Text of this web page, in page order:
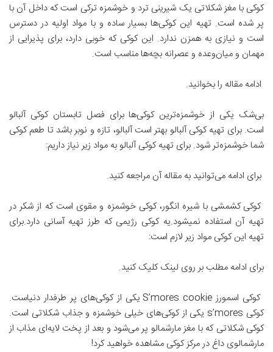
کوکی با مغز شکلاتی یک شیرینی ترد و خوشمزه ترکی است که داخل آن با
پر شده است. تهیه این کوکی‌ها بسیار ساده و با مواد اولیه در دسترس
است و نیازی به همزن ندارد. این کوکی که خوبی دارد، برای پذیرایی از
مهمان و میان‌وعده و عصرانه بچه‌ها مناسب است.
ادامه مقاله را بخوانید.
بی‌شک یکی از خوشمزه‌ترین کوکی‌ها برای فصل تابستان کوکی آلبالو
است. برای تهیه کوکی آلبالو بهتر است آلبالو، تازه و نوبر باشد تا طعم کوکی
شما خوشمزه‌تر شود. برای تهیه کوکی آلبالو به مواد زیر نیاز داریم:
برای ادامه می‌توانید به مقاله آن مراجعه کنید.
کوکی کشمشی با شیره انگور، کوکی خوشمزه و مقوی است که از شکر در
تهیه آن استفاده نمیشود.یه کوکی رژیمی که طرز تهیه آسانی دارد.برای
تهیه این کوکی مواد زیر لازم است:
برای ادامه مطلب بر روی لینک کلیک کنید.
کوکی اسمورز S’mores cookie یکی از کوکی‌های پر طرفدار دنیاست.
کوکی s’mores یکی از کوکی‌های خیلی خوشمزه و جذاب شکلاتی است.
کوکی شکلاتی که با مغز مارشمالو پر می‌شود و بعد از پخت لایه‌ای مذاب از
مارشمالوی داغ در مرکز کوکی مشاهده خواهید کرد!